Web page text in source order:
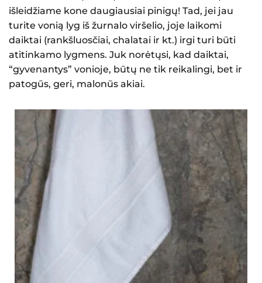
išleidžiame kone daugiausiai pinigų! Tad, jei jau
turite vonią lyg iš žurnalo viršelio, joje laikomi
daiktai (rankšluosčiai, chalatai ir kt.) irgi turi būti
atitinkamo lygmens. Juk norėtųsi, kad daiktai,
“gyvenantys” vonioje, būtų ne tik reikalingi, bet ir
patogūs, geri, malonūs akiai.